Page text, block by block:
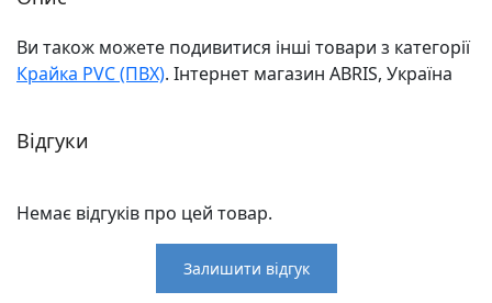
Ви також можете подивитися інші товари з категорії
Крайка PVC (ПВХ). Інтернет магазин ABRIS, Україна
Відгуки
Немає відгуків про цей товар.
Залишити відгук